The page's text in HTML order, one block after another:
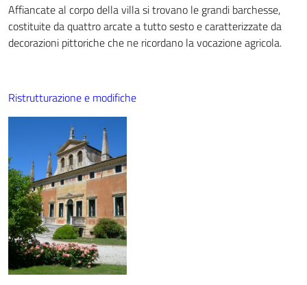
Affiancate al corpo della villa si trovano le grandi barchesse,
costituite da quattro arcate a tutto sesto e caratterizzate da
decorazioni pittoriche che ne ricordano la vocazione agricola.
Ristrutturazione e modifiche